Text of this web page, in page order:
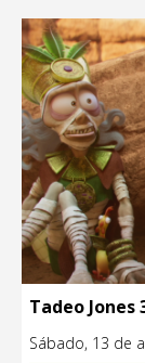
Tadeo Jones
Sábado, 13 de